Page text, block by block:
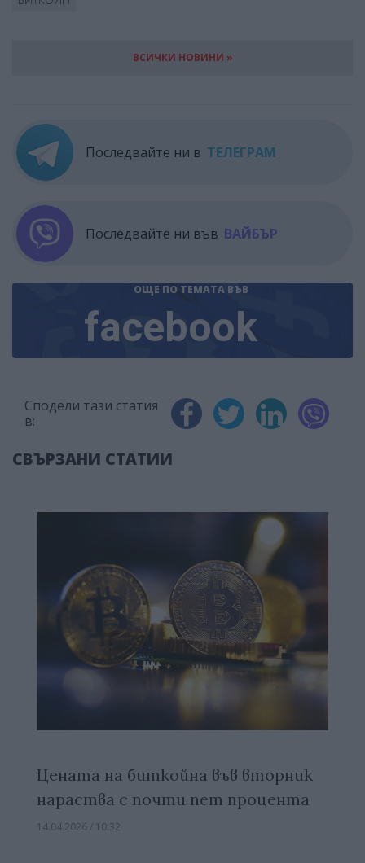
ВСИЧКИ НОВИНИ »
Последвайте ни в ТЕЛЕГРАМ
Последвайте ни във ВАЙБЪР
ОЩЕ ПО ТЕМАТА ВЪВ
facebook
Сподели тази статия
в:
СВЪРЗАНИ СТАТИИ
Цената на биткойна във вторник
нараства с почти пет процента
14.04.2026 / 10:32